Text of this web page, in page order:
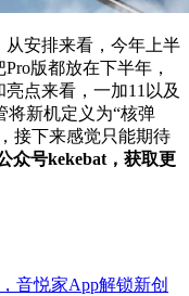
安排来看，今年上半
版都放在下半年，
点来看，一加11以及
将新机定义为“核弹
接下来感觉只能期待
众号kekebat，获取更
音悦家App解锁新创